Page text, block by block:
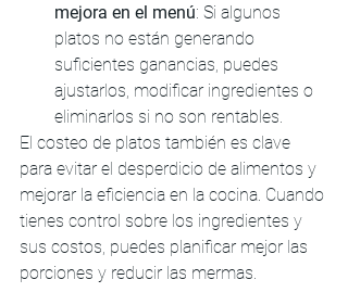
mejora en el menú: Si algunos
platos no están generando
suficientes ganancias, puedes
ajustarlos, modificar ingredientes o
eliminarlos si no son rentables.
El costeo de platos también es clave
para evitar el desperdicio de alimentos y
mejorar la eficiencia en la cocina. Cuando
tienes control sobre los ingredientes y
sus costos, puedes planificar mejor las
porciones y reducir las mermas.